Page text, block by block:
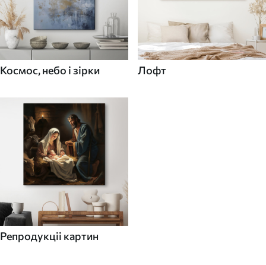
Космос, небо і зірки Лофт
Репродукціі картин